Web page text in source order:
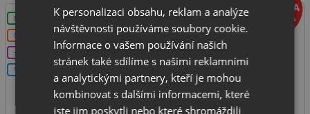
LZE VYVRTAT OTVOR
DOPRAVA ZDARMA
+DÁREK
V SETU
K personalizaci obsahu, reklam a analýze
návštěvnosti používáme soubory cookie.
Informace o vašem používání našich
stránek také sdílíme s našimi reklamními
a analytickými partnery, kteří je mohou
kombinovat s dalšími informacemi, které
jste jim poskytli nebo které shromáždili